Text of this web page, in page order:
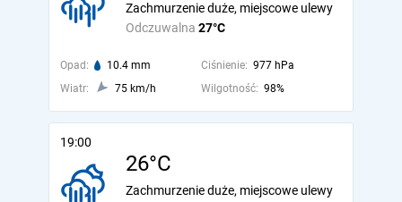
Odczuwalna 27°C
Zachmurzenie duże, miejscowe ulewy
Opad: 10.4 mm Ciśnienie: 977 hPa
Wiatr:
75 km/h Wilgotność: 98%
19:00
26°C
Zachmurzenie duże, miejscowe ulewy